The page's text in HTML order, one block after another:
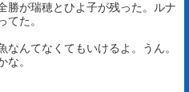
勝が瑞穂とひよ子が残った。ルナ
てた。
なんてなくてもいけるよ。うん。
な。